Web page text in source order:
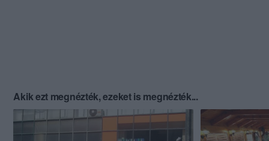
Akik ezt megnézték, ezeket is megnézték...